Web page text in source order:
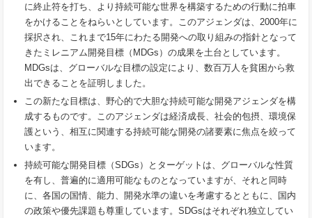
に終止符を打ち、より持続可能な世界を構築するための行動に拍車
をかけることをねらいとしています。このアジェンダは、2000年に
採択され、これまで15年にわたる開発への取り組みの指針となって
きたミレニアム開発目標（MDGs）の成果を土台としています。
MDGsは、グローバルな目標の設定により、数百万人を貧困から救
出できることを証明しました。
この新たな目標は、野心的で大胆な持続可能な開発アジェンダを構
成するものです。このアジェンダは経済成長、社会的包摂、環境保
護という、相互に関連する持続可能な開発の諸要素に焦点を絞って
います。
持続可能な開発目標（SDGs）とターゲットは、グローバルな性質
を有し、普遍的に適用可能なものとなっていますが、それと同時
に、各国の国情、能力、開発水準の違いを考慮するとともに、国内
の政策や優先課題も尊重しています。SDGsはそれぞれ独立してい